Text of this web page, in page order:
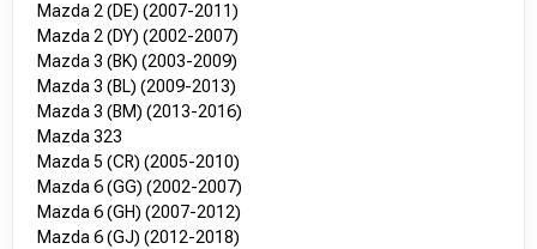
Mazda 2 (DE) (2007-2011)
Mazda 2 (DY) (2002-2007)
Mazda 3 (BK) (2003-2009)
Mazda 3 (BL) (2009-2013)
Mazda 3 (BM) (2013-2016)
Mazda 323
Mazda 5 (CR) (2005-2010)
Mazda 6 (GG) (2002-2007)
Mazda 6 (GH) (2007-2012)
Mazda 6 (GJ) (2012-2018)